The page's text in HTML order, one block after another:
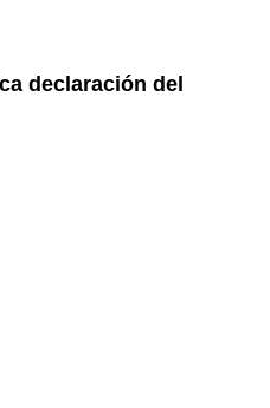
declaración del